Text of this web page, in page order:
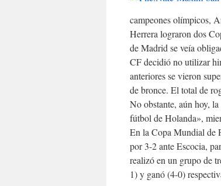
campeones olímpicos,
Herrera lograron dos
de Madrid se veía
CF decidió no utilizar
anteriores se vieron
de bronce. El total de
No obstante, aún hoy,
fútbol de Holanda»,
En la Copa Mundial de
por 3-2 ante Escocia,
realizó en un grupo de
1) y ganó (4-0)